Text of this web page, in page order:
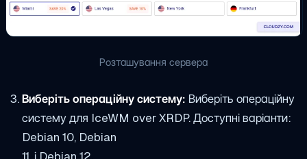
Розташування сервера
Виберіть операційну систему: Виберіть операційну
систему для IceWM over XRDP. Доступні варіанти:
Debian 10, Debian